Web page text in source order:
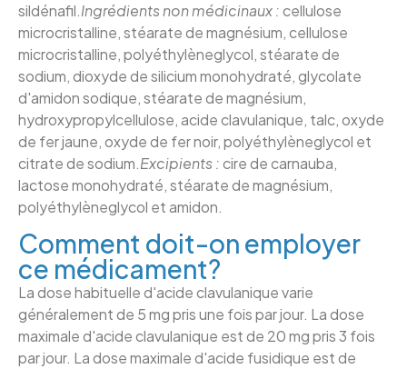
sildénafil.Ingrédients non médicinaux :cellulose
microcristalline, stéarate de magnésium, cellulose
microcristalline, polyéthylèneglycol, stéarate de
sodium, dioxyde de silicium monohydraté, glycolate
d'amidon sodique, stéarate de magnésium,
hydroxypropylcellulose, acide clavulanique, talc, oxyde
de fer jaune, oxyde de fer noir, polyéthylèneglycol et
citrate de sodium.Excipients :cire de carnauba,
lactose monohydraté, stéarate de magnésium,
polyéthylèneglycol et amidon.
Comment doit-on employer
ce médicament?
La dose habituelle d'acide clavulanique varie
généralement de 5 mg pris une fois par jour. La dose
maximale d'acide clavulanique est de 20 mg pris 3 fois
par jour. La dose maximale d'acide fusidique est de